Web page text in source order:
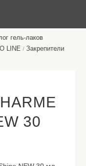
гель-лаков
LINE / Закрепители
30